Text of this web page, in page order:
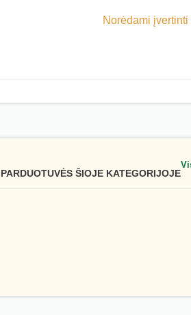
Norėdami
ŠIOJE KATEGORIJOJE